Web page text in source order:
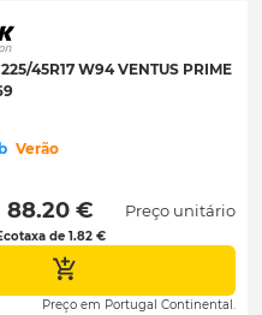
45R17 W94 VENTUS PRIME
Verão
88.20 €
de 1.82 €
Preço unitário
Preço em Portugal Continental.